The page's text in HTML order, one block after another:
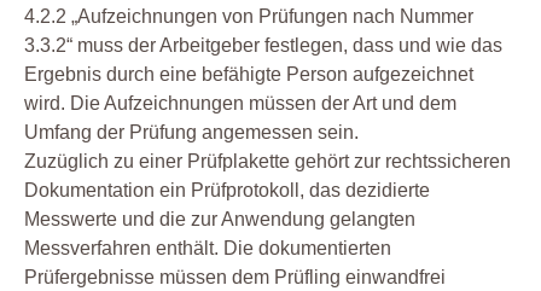
4.2.2 „Aufzeichnungen von Prüfungen nach Nummer
3.3.2“ muss der Arbeitgeber festlegen, dass und wie das
Ergebnis durch eine befähigte Person aufgezeichnet
wird. Die Aufzeichnungen müssen der Art und dem
Umfang der Prüfung angemessen sein.
Zuzüglich zu einer Prüfplakette gehört zur rechtssicheren
Dokumentation ein Prüfprotokoll, das dezidierte
Messwerte und die zur Anwendung gelangten
Messverfahren enthält. Die dokumentierten
Prüfergebnisse müssen dem Prüfling einwandfrei